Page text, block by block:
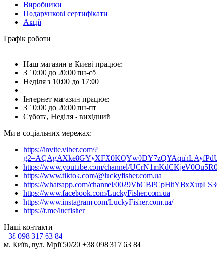
Виробники
Подарункові сертифікати
Акції
Графік роботи
Наш магазин в Києві працює:
З 10:00 до 20:00 пн-сб
Неділя з 10:00 до 17:00
Інтернет магазин працює:
З 10:00 до 20:00 пн-пт
Субота, Неділя - вихідний
Ми в соціальних мережах:
https://invite.viber.com/?
https://www.youtube.com/channel/
https://www.tiktok.com/@luckyfisher.com.ua
https://whatsapp.com/channel/
https://www.facebook.com/LuckyFisher.com.ua
https://www.instagram.com/LuckyFisher.com.ua/
https://t.me/lucfisher
Наші контакти
+38 098 317 63 84
м. Київ, вул. Мрії 50/20 +38 098 317 63 84